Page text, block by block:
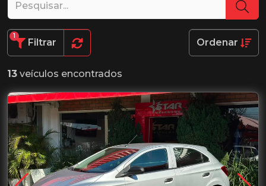
Filtrar
1
Ordenar
13 veículos encontrados
Garantia de 1 ano